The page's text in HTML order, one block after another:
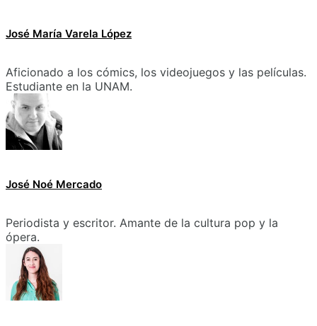
José María Varela López
Aficionado a los cómics, los videojuegos y las películas.
Estudiante en la UNAM.
José Noé Mercado
Periodista y escritor. Amante de la cultura pop y la
ópera.